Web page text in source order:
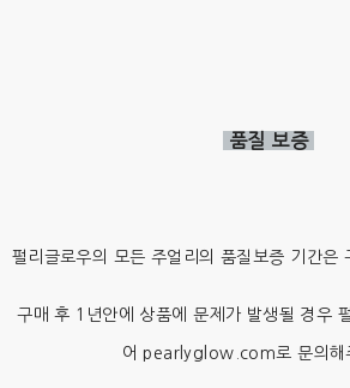
품질 보증
펄리글로우의 모든 주얼리의 품질보증 기간은
구매 후 1년안에 상품에 문제가 발생될 경우
어 pearlyglow.com로 문의해